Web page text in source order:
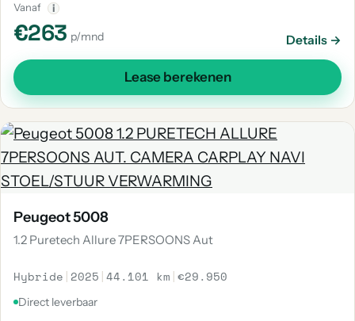
Vanaf i
€263 p/mnd Details →
Lease berekenen
Peugeot 5008
1.2 Puretech Allure 7PERSOONS Aut
Hybride | 2025 |44.101 km |€29.950
Direct leverbaar